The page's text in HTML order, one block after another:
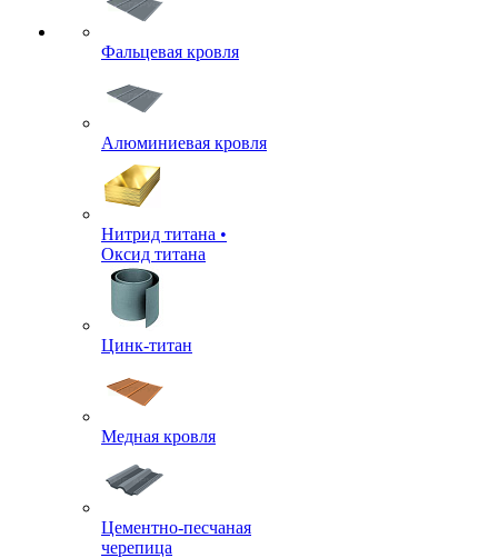
Фальцевая кровля
Алюминиевая кровля
Нитрид титана •
Оксид титана
Цинк-титан
Медная кровля
Цементно-песчаная
черепица